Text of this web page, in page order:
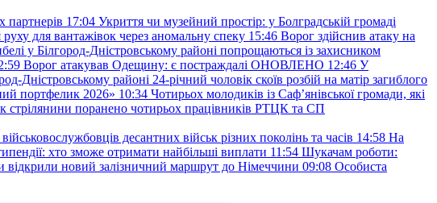
партнерів 17:04 Укриття чи музейний простір: у Болградській громаді
для вантажівок через аномальну спеку 15:46 Ворог здійснив атаку на
у Білгород-Дністровському районі попрощаються із захисником
Ворог атакував Одещину: є постраждалі ОНОВЛЕНО 12:46 У
Дністровському районі 24-річний чоловік скоїв розбій на матір загиблого
портфелик 2026» 10:34 Чотирьох молодиків із Саф’янівської громади, які
стрілянини поранено чотирьох працівників РТЦК та СП
десантних військ різних поколінь та часів 14:58 На
хто зможе отримати найбільші виплати 11:54 Шукачам роботи:
новий залізничний маршрут до Німеччини 09:08 Особиста